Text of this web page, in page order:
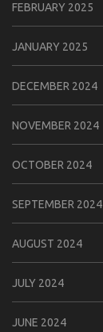
FEBRUARY 2025
JANUARY 2025
DECEMBER 2024
NOVEMBER 2024
OCTOBER 2024
SEPTEMBER 2024
AUGUST 2024
JULY 2024
JUNE 2024